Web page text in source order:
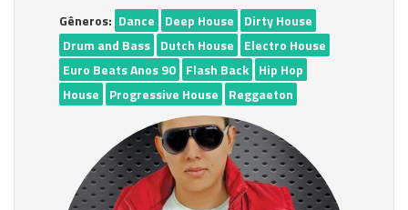
Gêneros: Dance Deep House
Dirty House
Drum and Bass Dutch House
Electro House
Euro Beats Anos 90 Flash Back Hip Hop
House
Progressive House Reggaeton